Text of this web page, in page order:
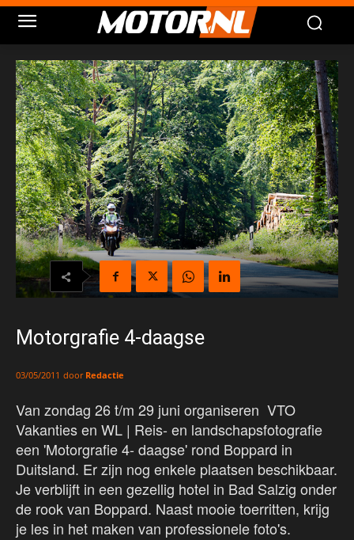
Motorgrafie 4-daagse
03/05/2011 door Redactie
Van zondag 26 t/m 29 juni organiseren VTO
Vakanties en WL | Reis- en landschapsfotografie
een 'Motorgrafie 4- daagse' rond Boppard in
Duitsland. Er zijn nog enkele plaatsen beschikbaar.
Je verblijft in een gezellig hotel in Bad Salzig onder
de rook van Boppard. Naast mooie toerritten, krijg
je les in het maken van professionele foto's.